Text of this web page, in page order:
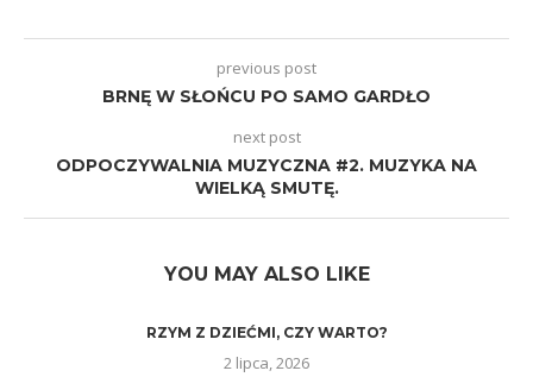
previous post
BRNĘ W SŁOŃCU PO SAMO GARDŁO
next post
ODPOCZYWALNIA MUZYCZNA #2. MUZYKA NA
WIELKĄ SMUTĘ.
YOU MAY ALSO LIKE
RZYM Z DZIEĆMI, CZY WARTO?
2 lipca, 2026